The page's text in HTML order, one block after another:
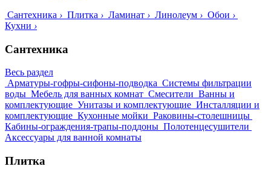
Сантехника › Плитка › Ламинат › Линолеум › Обои ›
Кухни ›
Сантехника
Весь раздел
Арматуры-гофры-сифоны-подводка Системы фильтрации
воды Мебель для ванных комнат Смесители Ванны и
комплектующие Унитазы и комплектующие Инсталляции и
комплектующие Кухонные мойки Раковины-столешницы
Кабины-ограждения-трапы-поддоны Полотенцесушители
Аксессуары для ванной комнаты
Плитка